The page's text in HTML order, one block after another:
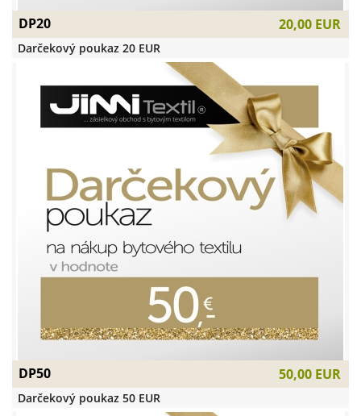
DP20 20,00 EUR
Darčekový poukaz 20 EUR
DP50 50,00 EUR
Darčekový poukaz 50 EUR